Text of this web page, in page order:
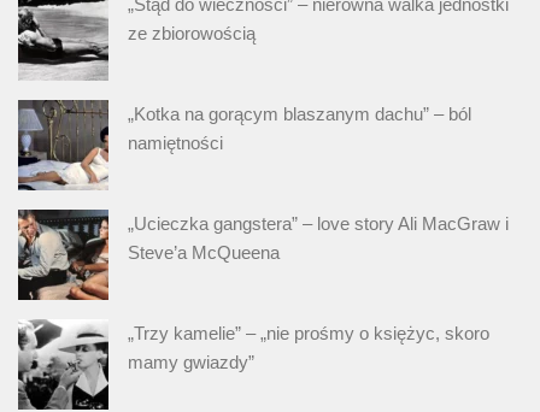
„Stąd do wieczności” – nierówna walka jednostki
ze zbiorowością
„Kotka na gorącym blaszanym dachu” – ból
namiętności
„Ucieczka gangstera” – love story Ali MacGraw i
Steve’a McQueena
„Trzy kamelie” – „nie prośmy o księżyc, skoro
mamy gwiazdy”